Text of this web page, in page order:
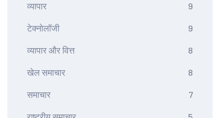
व्यापार 9
टेक्नोलॉजी 9
व्यापार और वित्त 8
खेल समाचार 8
समाचार 7